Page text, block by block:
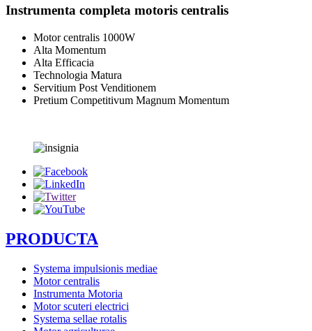
Instrumenta completa motoris centralis
Motor centralis 1000W
Alta Momentum
Alta Efficacia
Technologia Matura
Servitium Post Venditionem
Pretium Competitivum Magnum Momentum
PRODUCTA
Systema impulsionis mediae
Motor centralis
Instrumenta Motoria
Motor scuteri electrici
Systema sellae rotalis